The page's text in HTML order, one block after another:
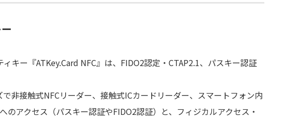
キー『ATKey.Card NFC』は、FIDO2認定・CTAP2.1、パスキー認証
非接触式NFCリーダー、接触式ICカードリーダー、スマートフォン内
のアクセス（パスキー認証やFIDO2認証）と、フィジカルアクセス・